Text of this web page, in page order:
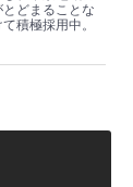
どまることな
積極採用中。